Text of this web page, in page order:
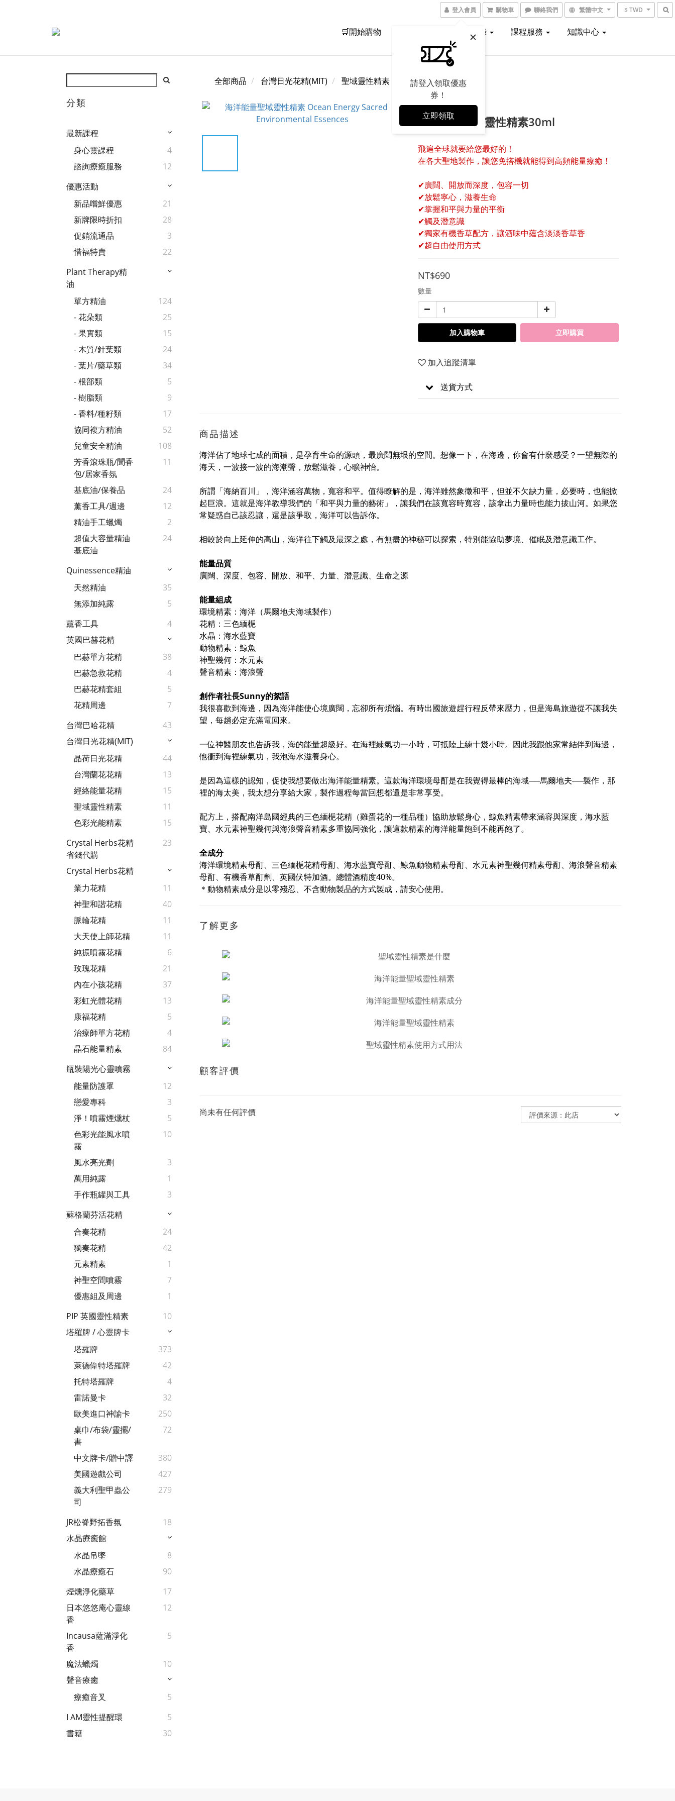
登入會員
請登入領取優惠
券！
立即領取
購物車 聯絡我們 繁體中文 $ TWD
🛒開始購物 線上型錄 課程服務 知識中心
分類
最新課程
身心靈課程
4
諮詢療癒服務
12
優惠活動
新品嚐鮮優惠
21
新牌限時折扣
28
促銷流通品
3
惜福特賣
22
Plant Therapy精
油
單方精油
124
- 花朵類
25
- 果實類
15
- 木質/針葉類
24
- 葉片/藥草類
34
- 根部類
5
- 樹脂類
9
- 香料/種籽類
17
協同複方精油
52
兒童安全精油
108
芳香滾珠瓶/聞香
包/居家香氛
11
基底油/保養品
24
薰香工具/週邊
12
精油手工蠟燭
2
超值大容量精油
基底油
24
Quinessence精油
天然精油
35
無添加純露
5
薰香工具
4
英國巴赫花精
巴赫單方花精
38
巴赫急救花精
4
巴赫花精套組
5
花精周邊
7
台灣巴哈花精
43
台灣日光花精(MIT)
晶荷日光花精
44
台灣蘭花花精
13
經絡能量花精
15
聖域靈性精素
11
色彩光能精素
15
Crystal Herbs花精
省錢代購
23
Crystal Herbs花精
業力花精
11
神聖和諧花精
40
脈輪花精
11
大天使上師花精
11
純振噴霧花精
6
玫瑰花精
21
內在小孩花精
37
彩虹光體花精
13
康福花精
5
治療師單方花精
4
晶石能量精素
84
瓶裝陽光心靈噴霧
能量防護罩
12
戀愛專科
3
淨！噴霧煙燻杖
5
色彩光能風水噴
霧
10
風水亮光劑
3
萬用純露
1
手作瓶罐與工具
3
蘇格蘭芬活花精
合奏花精
24
獨奏花精
42
元素精素
1
神聖空間噴霧
7
優惠組及周邊
1
PIP 英國靈性精素
10
塔羅牌 / 心靈牌卡
塔羅牌
373
萊德偉特塔羅牌
42
托特塔羅牌
4
雷諾曼卡
32
歐美進口神諭卡
250
桌巾/布袋/靈擺/
書
72
中文牌卡/贈中譯
380
美國遊戲公司
427
義大利聖甲蟲公
司
279
JR松脊野拓香氛
18
水晶療癒館
水晶吊墜
8
水晶療癒石
90
煙燻淨化藥草
17
日本悠悠庵心靈線
香
12
Incausa薩滿淨化
香
5
魔法蠟燭
10
聲音療癒
療癒音叉
5
I AM靈性提醒環
5
書籍
30
全部商品 台灣日光花精(MIT) 聖域靈性精素
海洋能量聖域靈性精素30ml
飛遍全球就要給您最好的！
在各大聖地製作，讓您免搭機就能得到高頻能量療癒！
✔廣闊、開放而深度，包容一切
✔放鬆寧心，滋養生命
✔掌握和平與力量的平衡
✔觸及潛意識
✔獨家有機香草配方，讓酒味中蘊含淡淡香草香
✔超自由使用方式
NT$690
數量
加入購物車 立即購買
加入追蹤清單
送貨方式
商品描述
海洋佔了地球七成的面積，是孕育生命的源頭，最廣闊無垠的空間。想像一下，在海邊，你會有什麼感受？一望無際的
海天，一波接一波的海潮聲，放鬆滋養，心曠神怡。
所謂「海納百川」，海洋涵容萬物，寬容和平。值得瞭解的是，海洋雖然象徵和平，但並不欠缺力量，必要時，也能掀
起巨浪。這就是海洋教導我們的「和平與力量的藝術」，讓我們在該寬容時寬容，該拿出力量時也能力拔山河。如果您
常疑惑自己該忍讓，還是該爭取，海洋可以告訴你。
相較於向上延伸的高山，海洋往下觸及最深之處，有無盡的神秘可以探索，特別能協助夢境、催眠及潛意識工作。
能量品質
廣闊、深度、包容、開放、和平、力量、潛意識、生命之源
能量組成
環境精素：海洋（馬爾地夫海域製作）
花精：三色緬梔
水晶：海水藍寶
動物精素：鯨魚
神聖幾何：水元素
聲音精素：海浪聲
創作者社長Sunny的絮語
我很喜歡到海邊，因為海洋能使心境廣闊，忘卻所有煩惱。有時出國旅遊趕行程反帶來壓力，但是海島旅遊從不讓我失
望，每趟必定充滿電回來。
一位神醫朋友也告訴我，海的能量超級好。在海裡練氣功一小時，可抵陸上練十幾小時。因此我跟他家常結伴到海邊，
他衝到海裡練氣功，我泡海水滋養身心。
是因為這樣的認知，促使我想要做出海洋能量精素。這款海洋環境母酊是在我覺得最棒的海域──馬爾地夫──製作，那
裡的海太美，我太想分享給大家，製作過程每當回想都還是非常享受。
配方上，搭配南洋島國經典的三色緬梔花精（雞蛋花的一種品種）協助放鬆身心，鯨魚精素帶來涵容與深度，海水藍
寶、水元素神聖幾何與海浪聲音精素多重協同強化，讓這款精素的海洋能量飽到不能再飽了。
全成分
海洋環境精素母酊、三色緬梔花精母酊、海水藍寶母酊、鯨魚動物精素母酊、水元素神聖幾何精素母酊、海浪聲音精素
母酊、有機香草酊劑、英國伏特加酒。總體酒精度40%。
＊動物精素成分是以零殘忍、不含動物製品的方式製成，請安心使用。
了解更多
顧客評價
尚未有任何評價